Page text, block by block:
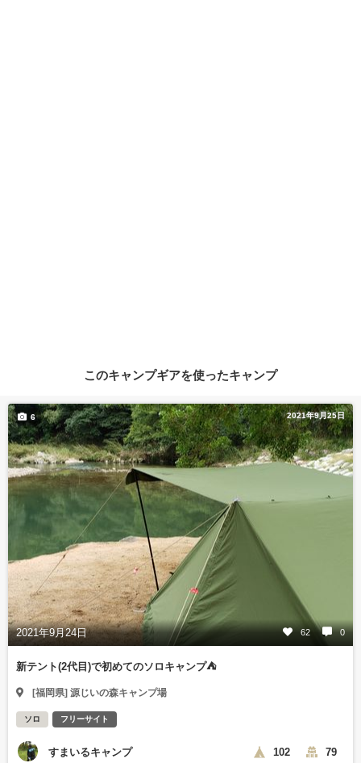
このキャンプギアを使ったキャンプ
2021年9月25日
2021年9月24日 62 0
6
新テント(2代目)で初めてのソロキャンプ⛺
[福岡県] 源じいの森キャンプ場
ソロ フリーサイト
すまいるキャンプ 102 79